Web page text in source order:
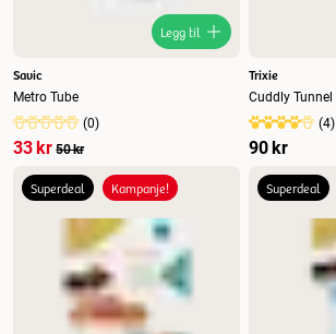
Legg til
Savic
Metro Tube
(0)
33 kr 50 kr
Trixie
Cuddly Tunnel
(4)
90 kr
Superdeal Kampanje! Superdeal